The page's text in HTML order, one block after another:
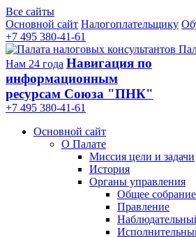
Все сайты
Основной сайт Налогоплательщику
+7 495 380-41-61
Нам 24 года Навигация по
информационным
ресурсам Союза "ПНК"
+7 495 380‑41‑61
Основной сайт
О Палате
Миссия цели и задачи
История
Органы управления
Общее собрание
Правление